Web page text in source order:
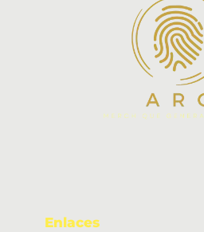
Enlaces